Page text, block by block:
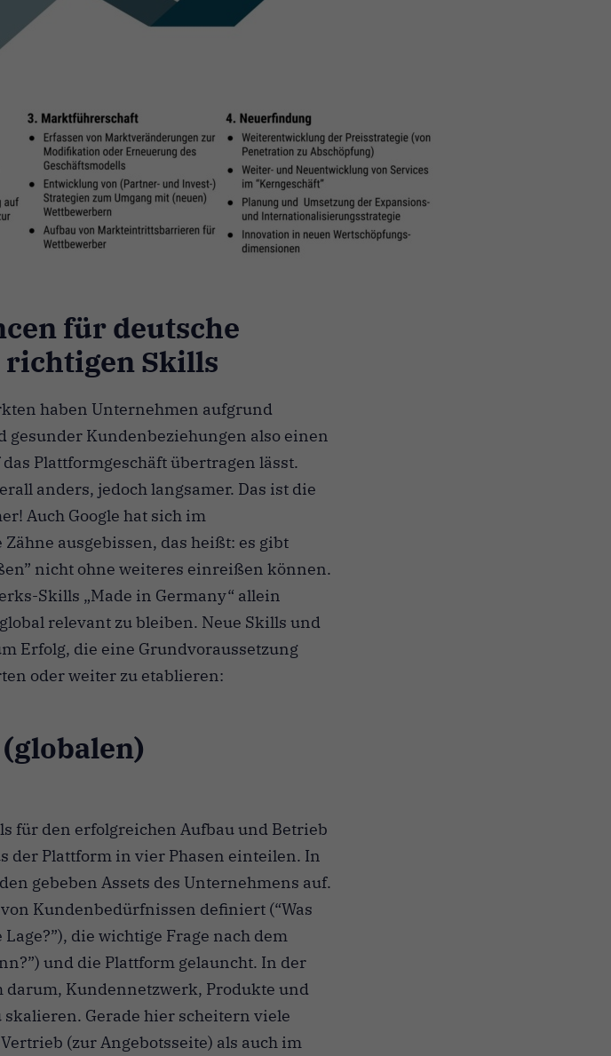
für deutsche
Skills
haben Unternehmen aufgrund
Kundenbeziehungen also einen
Plattformgeschäft übertragen lässt.
anders, jedoch langsamer. Das ist die
Auch Google hat sich im
ausgebissen, das heißt: es gibt
nicht ohne weiteres einreißen können.
Skills „Made in Germany“ allein
relevant zu bleiben. Neue Skills und
Erfolg, die eine Grundvoraussetzung
oder weiter zu etablieren:
für den erfolgreichen Aufbau und Betrieb
der Plattform in vier Phasen einteilen. In
gebeben Assets des Unternehmens auf.
Kundenbedürfnissen definiert (“Was
die wichtige Frage nach dem
und die Plattform gelauncht. In der
darum, Kundennetzwerk, Produkte und
skalieren. Gerade hier scheitern viele
(zur Angebotsseite) als auch im